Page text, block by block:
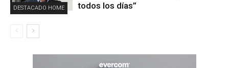
DESTACADO HOME
todos los días”